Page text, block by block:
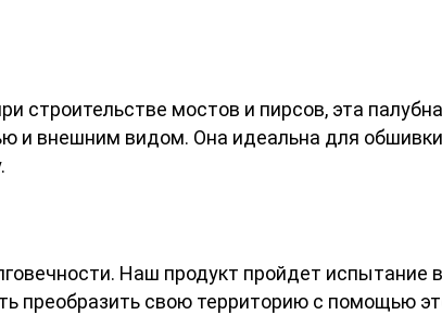
мостов и пирсов, эта
внешним видом. Она идеальна для обшивки
Наш продукт пройдет испытание
преобразить свою территорию с помощью